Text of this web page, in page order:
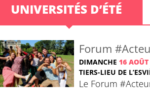
UNIVERSITÉS D’ÉTÉ
Forum
DIMANCHE 16
TIERS-LIEU DE
Le Forum